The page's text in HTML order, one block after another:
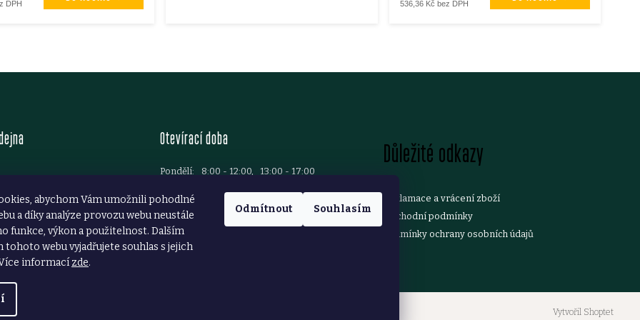
abychom Vám umožnili pohodlné
a díky analýze provozu webu neustále
funkce, výkon a použitelnost. Dalším
webu vyjadřujete souhlas s jejich
informací zde.
Odmítnout Souhlasím
DPH 536,36 Kč bez DPH
á
d
a
c
í
781 699
Otevírací doba
Pondělí:
8:00 - 12:00, 13:00 - 17:00
Středa:
8:00 - 12:00, 13:00 - 17:00
Čtvrtek:
8:00 - 12:00, 13:00 - 17:00
Pátek:
Sobota:
Důležité odkazy
Reklamace a vrácení zboží
Obchodní podmínky
Podmínky ochrany osobních údajů
Vytvořil Shoptet